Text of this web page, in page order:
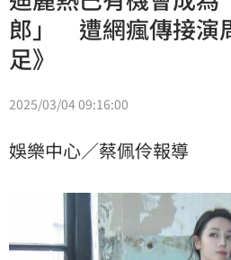
郎」 遭網瘋傳接演
足》
2025/03/04 09:16:00
娛樂中心／蔡佩伶報導